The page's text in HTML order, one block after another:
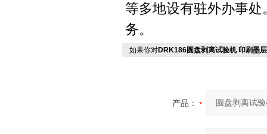
等多地设有驻外办事
务。
如果你对DRK186圆盘剥离试验机 印刷墨
产品：